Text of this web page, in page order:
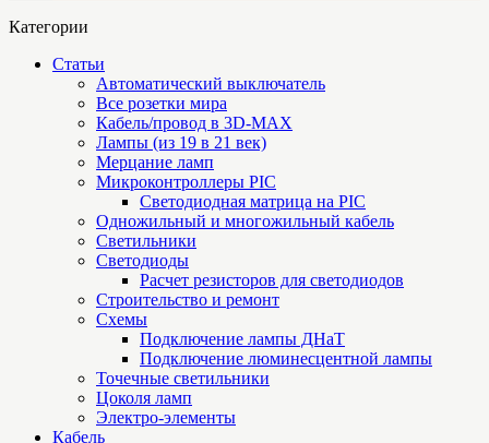
Категории
Статьи
Автоматический выключатель
Все розетки мира
Кабель/провод в 3D-MAX
Лампы (из 19 в 21 век)
Мерцание ламп
Микроконтроллеры PIC
Cветодиодная матрица на PIC
Одножильный и многожильный кабель
Светильники
Светодиоды
Расчет резисторов для светодиодов
Строительство и ремонт
Схемы
Подключение лампы ДНаТ
Подключение люминесцентной лампы
Точечные светильники
Цоколя ламп
Электро-элементы
Кабель